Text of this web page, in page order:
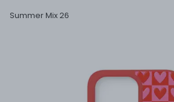
Summer Mix 26